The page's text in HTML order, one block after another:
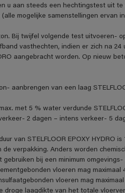
u aan steeds een hechtingstest uit te
(alle mogelijke samenstellingen ervan
Bij twijfel volgende test uitvoeren-
vasthechten, indien er zich na
aangebracht worden. Op nieuw
aanbrengen van een laag
met 5 % water verdunde
2 dagen – intens verkeer- 5
van STELFLOOR EPOXY HYDRO
verpakking. Anders worden
gebruiken bij een minimum
vloeren mag
vloeren mag
droge laagdikte van het totale